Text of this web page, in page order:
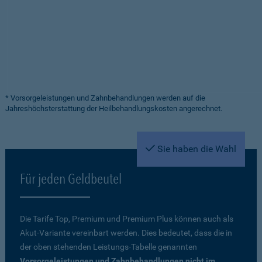
* Vorsorgeleistungen und Zahnbehandlungen werden auf die
Jahreshöchsterstattung der Heilbehandlungskosten angerechnet.
Sie haben die Wahl
Für jeden Geldbeutel
Die Tarife Top, Premium und Premium Plus können auch als
Akut-Variante vereinbart werden. Dies bedeutet, dass die in
der oben stehenden Leistungs-Tabelle genannten